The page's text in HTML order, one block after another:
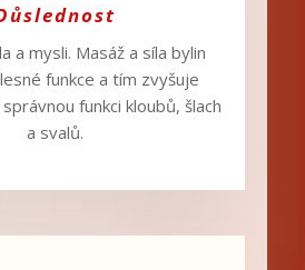
a mysli. Masáž a síla bylin
funkce a tím zvyšuje
funkci kloubů, šlach
a svalů.